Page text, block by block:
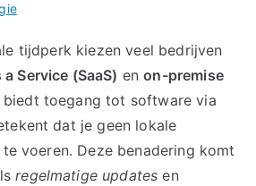
tijdperk kiezen veel bedrijven
Service (SaaS) enon-premise
biedt toegang tot software via
dat je geen lokale
voeren. Deze benadering komt
regelmatige updates en